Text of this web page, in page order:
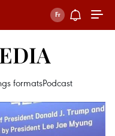
formatsPodcast